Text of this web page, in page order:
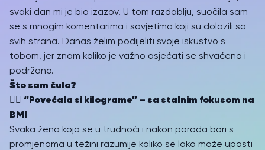
svaki dan mi je bio izazov. U tom razdoblju, suočila sam
se s mnogim komentarima i savjetima koji su dolazili sa
svih strana. Danas želim podijeliti svoje iskustvo s
tobom, jer znam koliko je važno osjećati se shvaćeno i
podržano.
Što sam čula?
👩‍⚕️ “Povećala si kilograme” – sa stalnim fokusom na
BMI
Svaka žena koja se u trudnoći i nakon poroda bori s
promjenama u težini razumije koliko se lako može upasti